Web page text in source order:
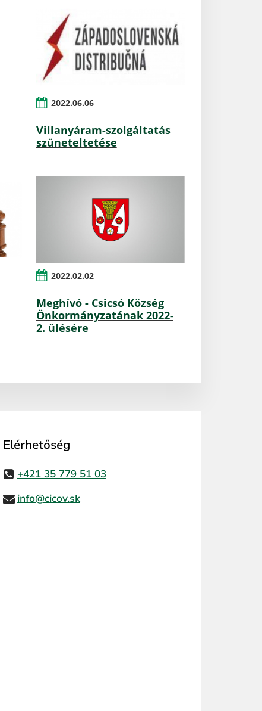
2022.06.06
Villanyáram-szolgáltatás
szüneteltetése
2022.02.02
Meghívó - Csicsó Község
Önkormányzatának 2022-
2. ülésére
Elérhetőség
+421 35 779 51 03
info@cicov.sk